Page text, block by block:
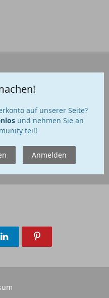
auf unserer Seite?
und nehmen Sie an
teil!
Anmelden